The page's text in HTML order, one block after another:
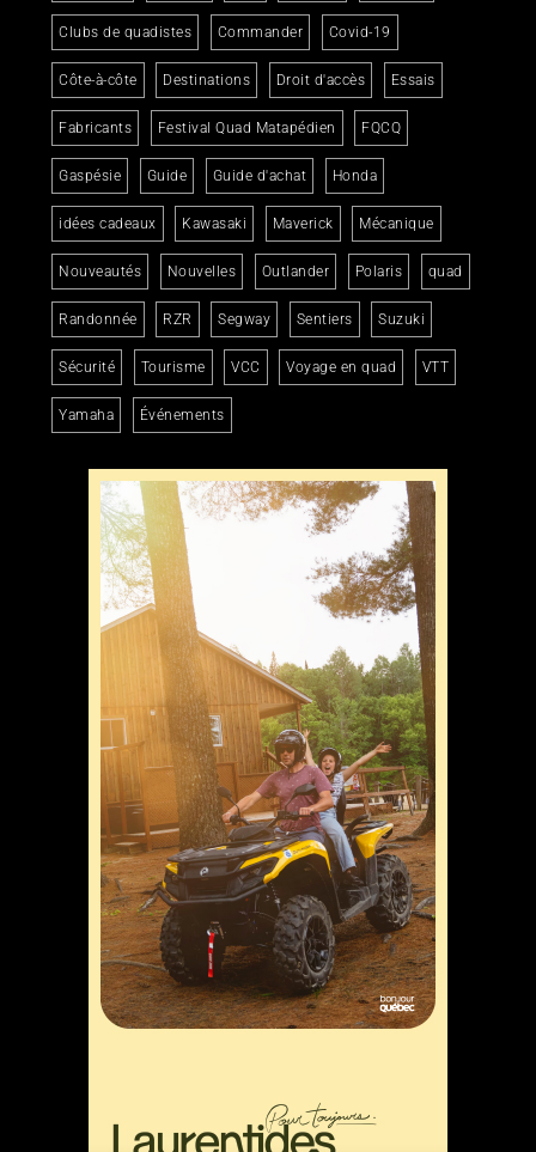
Clubs de quadistes Commander Covid-19
Côte-à-côte Destinations Droit d'accès Essais
Fabricants Festival Quad Matapédien FQCQ
Gaspésie Guide Guide d'achat Honda
idées cadeaux Kawasaki Maverick Mécanique
Nouveautés Nouvelles Outlander Polaris quad
Randonnée RZR Segway Sentiers Suzuki
Sécurité Tourisme VCC Voyage en quad VTT
Yamaha Événements